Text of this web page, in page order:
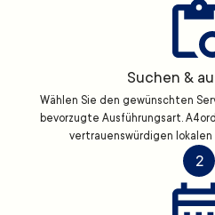
Suchen &
Wählen Sie den gewünschten
bevorzugte Ausführungsart.
vertrauenswürdigen lokalen
2